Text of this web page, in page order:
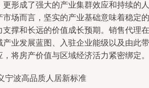
形成了强大的产业集群效应和持续的人
场而言，坚实的产业基础意味着稳定的
撑和长远的价值成长预期。销售代理在
业发展蓝图、入驻企业能级以及由此带
将房产价值与区域经济活力紧密绑定。
宁波高品质人居新标准